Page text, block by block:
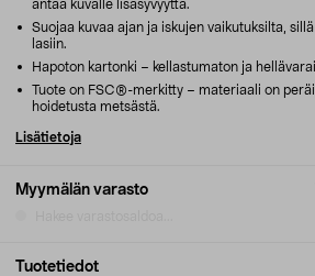
Myymälän varasto
antaa kuvalle lisäsyvyyttä.
Suojaa kuvaa ajan ja iskujen vaikutuksilta,
lasiin.
Hapoton kartonki – kellastumaton ja
Tuote on FSC®-merkitty – materiaali on
hoidetusta metsästä.
Lisätietoja
Tuotetiedot